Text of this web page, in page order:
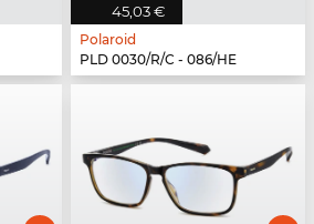
45,03 €
Polaroid
PLD 0030/R/C - 086/HE